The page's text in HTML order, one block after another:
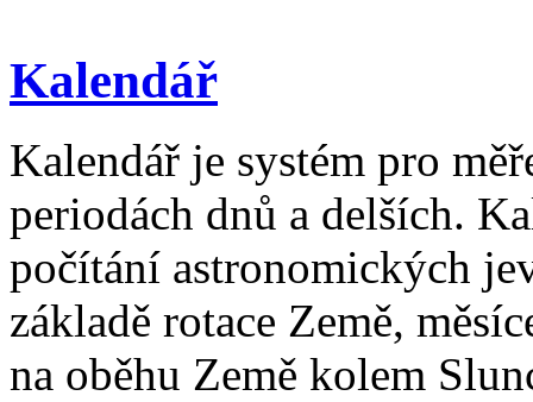
Kalendář
Kalendář je systém pro
periodách dnů a delších.
počítání astronomických
základě rotace Země,
na oběhu Země kolem